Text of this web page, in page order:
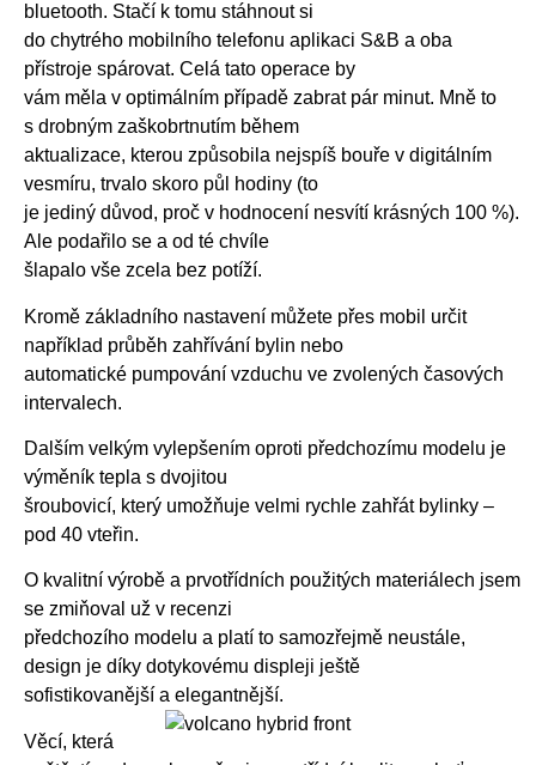
bluetooth. Stačí k tomu stáhnout si
do chytrého mobilního telefonu aplikaci S&B a oba
přístroje spárovat. Celá tato operace by
vám měla v optimálním případě zabrat pár minut. Mně to
s drobným zaškobrtnutím během
aktualizace, kterou způsobila nejspíš bouře v digitálním
vesmíru, trvalo skoro půl hodiny (to
je jediný důvod, proč v hodnocení nesvítí krásných 100 %).
Ale podařilo se a od té chvíle
šlapalo vše zcela bez potíží.
Kromě základního nastavení můžete přes mobil určit
například průběh zahřívání bylin nebo
automatické pumpování vzduchu ve zvolených časových
intervalech.
Dalším velkým vylepšením oproti předchozímu modelu je
výměník tepla s dvojitou
šroubovicí, který umožňuje velmi rychle zahřát bylinky –
pod 40 vteřin.
O kvalitní výrobě a prvotřídních použitých materiálech jsem
se zmiňoval už v recenzi
předchozího modelu a platí to samozřejmě neustále,
design je díky dotykovému displeji ještě
sofistikovanější a elegantnější.
Věcí, která